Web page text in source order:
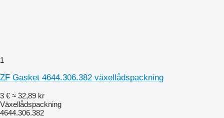
1
ZF Gasket 4644.306.382 växellådspackning
3 € ≈ 32,89 kr
Växellådspackning
4644.306.382